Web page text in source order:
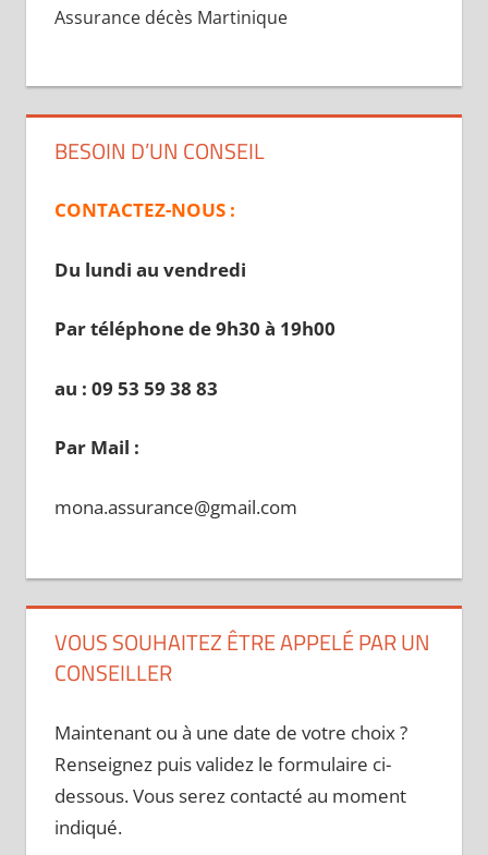
Assurance décès Martinique
BESOIN D’UN CONSEIL
CONTACTEZ-NOUS :
Du lundi au vendredi
Par téléphone de 9h30 à 19h00
au : 09 53 59 38 83
Par Mail :
mona.assurance@gmail.com
VOUS SOUHAITEZ ÊTRE APPELÉ PAR UN
CONSEILLER
Maintenant ou à une date de votre choix ?
Renseignez puis validez le formulaire ci-
dessous. Vous serez contacté au moment
indiqué.